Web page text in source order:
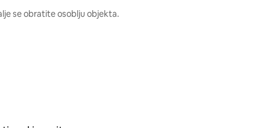
se obratite osoblju objekta.